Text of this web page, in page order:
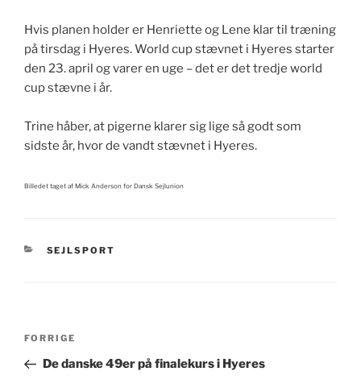
Hvis planen holder er Henriette og Lene klar til træning
på tirsdag i Hyeres. World cup stævnet i Hyeres starter
den 23. april og varer en uge – det er det tredje world
cup stævne i år.
Trine håber, at pigerne klarer sig lige så godt som
sidste år, hvor de vandt stævnet i Hyeres.
Billedet taget af Mick Anderson for Dansk Sejlunion
KATEGORIER
SEJLSPORT
Indlægsnavigation
Forrige
indlæg
FORRIGE
De danske 49er på finalekurs i Hyeres